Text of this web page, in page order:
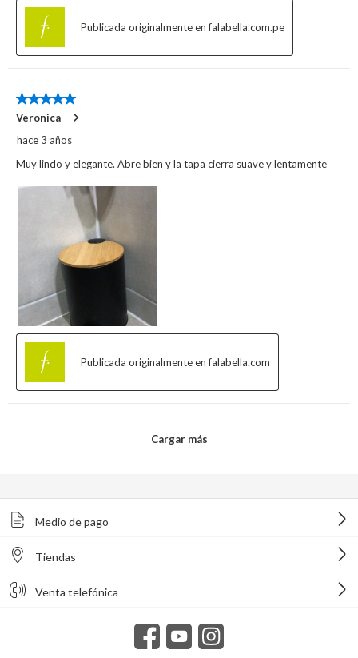
Medio de pago
Tiendas
Venta telefónica